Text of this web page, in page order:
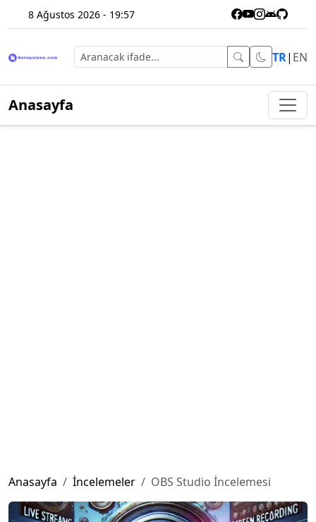
8 Ağustos 2026 - 19:57
TR| EN
Anasayfa
Anasayfa İncelemeler OBS Studio İncelemesi